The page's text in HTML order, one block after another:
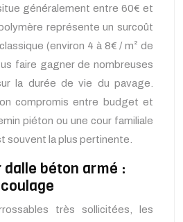
généralement entre 60€ et
représente un surcoût
(environ 4 à 8€ / m² de
faire gagner de nombreuses
la durée de vie du pavage.
compromis entre budget et
piéton ou une cour familiale
souvent la plus pertinente.
béton armé :
très sollicitées, les